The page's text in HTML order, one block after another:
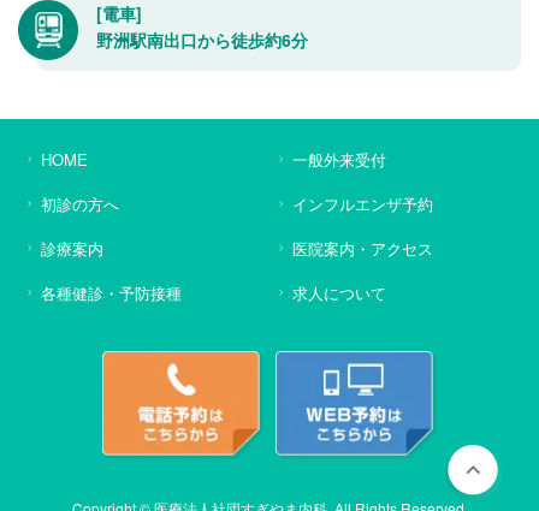
[電車]
野洲駅南出口から徒歩約6分
HOME
初診の方へ
診療案内
各種健診・予防接種
一般外来受付
インフルエンザ予約
医院案内・アクセス
求人について